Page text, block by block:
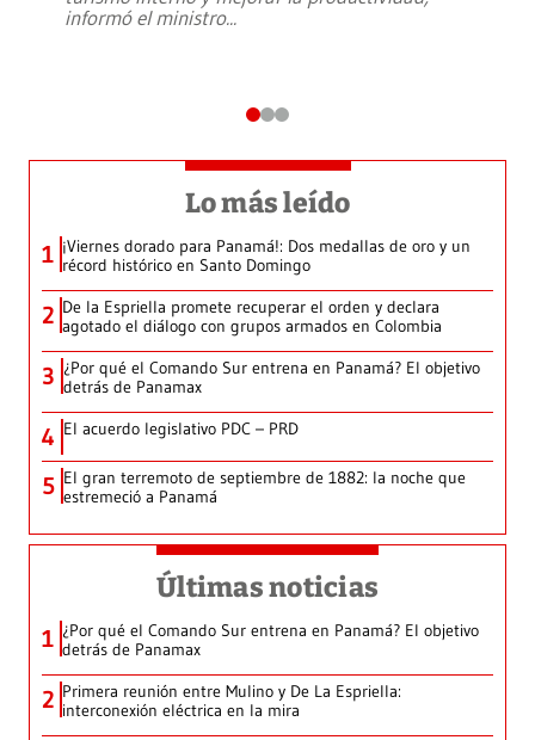
informó el ministro...
Lo más leído
1 ¡Viernes dorado para Panamá!: Dos medallas de oro y un
récord histórico en Santo Domingo
2 De la Espriella promete recuperar el orden y declara
agotado el diálogo con grupos armados en Colombia
3 ¿Por qué el Comando Sur entrena en Panamá? El objetivo
detrás de Panamax
4 El acuerdo legislativo PDC – PRD
5 El gran terremoto de septiembre de 1882: la noche que
estremeció a Panamá
Últimas noticias
1 ¿Por qué el Comando Sur entrena en Panamá? El objetivo
detrás de Panamax
2 Primera reunión entre Mulino y De La Espriella:
interconexión eléctrica en la mira